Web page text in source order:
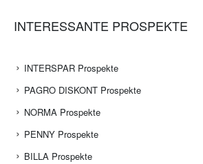
INTERESSANTE PROSPEKTE
INTERSPAR Prospekte
PAGRO DISKONT Prospekte
NORMA Prospekte
PENNY Prospekte
BILLA Prospekte